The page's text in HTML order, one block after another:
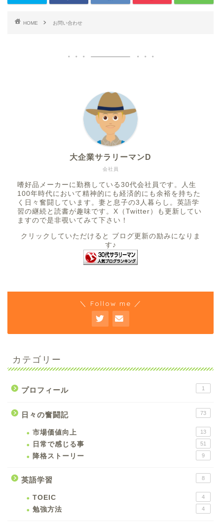
HOME お問い合わせ
会社員
大企業サラリーマンD
嗜好品メーカーに勤務している30代会社員です。人生
100年時代において精神的にも経済的にも余裕を持ちた
く日々奮闘しています。妻と息子の3人暮らし。英語学
習の継続と読書が趣味です。X（Twitter）も更新してい
ますので是非覗いてみて下さい！
クリックしていただけると ブログ更新の励みになりま
す♪
＼ Follow me ／
カテゴリー
プロフィール 1
日々の奮闘記 73
市場価値向上 13
日常で感じる事 51
降格ストーリー 9
英語学習 8
TOEIC 4
勉強方法 4